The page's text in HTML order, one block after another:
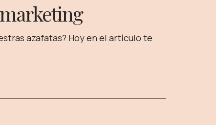
azafatas? Hoy en el artículo te